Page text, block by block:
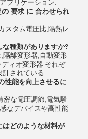
プリケーション.
要求 に 合わせられ
スタム電圧比,隔熱レ
な種類がありますか?
隔離変形器,自動変形
ィオ変形器,それぞ
されている..
性能を向上させるに
密な電圧調節,電気騒
なデバイスや高性能
はどのような材料が